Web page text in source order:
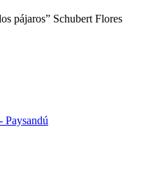
pájaros” Schubert Flores
Paysandú